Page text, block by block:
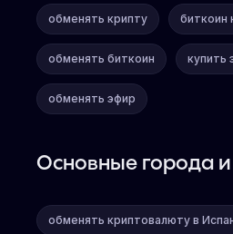
обменять крипту биткоин
обменять биткоин купить
обменять эфир
Основные города
обменять криптовалюту в